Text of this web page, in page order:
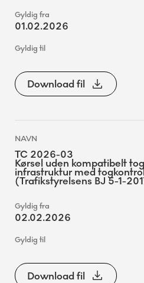
01.02.2026
Download fil
TC 2026-03
Kørsel uden kompatibelt
infrastruktur med
(Trafikstyrelsens BJ 5-1-
02.02.2026
Download fil